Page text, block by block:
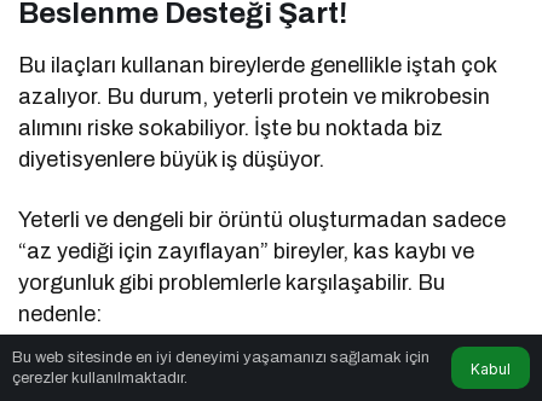
Beslenme Desteği Şart!
Bu ilaçları kullanan bireylerde genellikle iştah çok
azalıyor. Bu durum, yeterli protein ve mikrobesin
alımını riske sokabiliyor. İşte bu noktada biz
diyetisyenlere büyük iş düşüyor.
Yeterli ve dengeli bir örüntü oluşturmadan sadece
“az yediği için zayıflayan” bireyler, kas kaybı ve
yorgunluk gibi problemlerle karşılaşabilir. Bu
nedenle:
Yeterli protein alımı
Bu web sitesinde en iyi deneyimi yaşamanızı sağlamak için
çerezler kullanılmaktadır.
Kabul